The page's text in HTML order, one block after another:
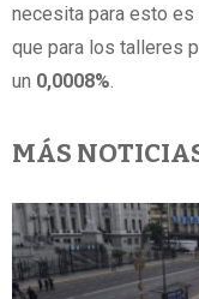
necesita para esto es
que para los talleres
un 0,0008%
MÁS